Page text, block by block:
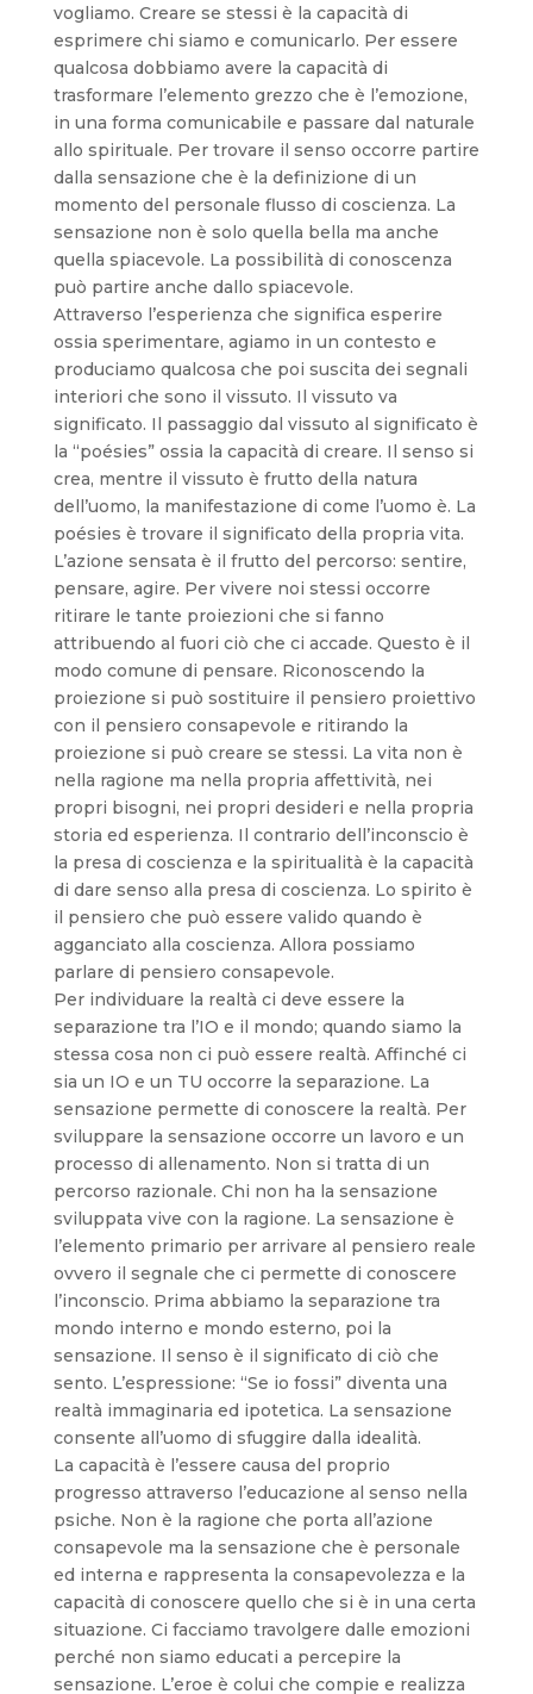
vogliamo. Creare se stessi è la capacità di
esprimere chi siamo e comunicarlo. Per essere
qualcosa dobbiamo avere la capacità di
trasformare l’elemento grezzo che è l’emozione,
in una forma comunicabile e passare dal naturale
allo spirituale. Per trovare il senso occorre partire
dalla sensazione che è la definizione di un
momento del personale flusso di coscienza. La
sensazione non è solo quella bella ma anche
quella spiacevole. La possibilità di conoscenza
può partire anche dallo spiacevole.
Attraverso l’esperienza che significa esperire
ossia sperimentare, agiamo in un contesto e
produciamo qualcosa che poi suscita dei segnali
interiori che sono il vissuto. Il vissuto va
significato. Il passaggio dal vissuto al significato è
la “poésies” ossia la capacità di creare. Il senso si
crea, mentre il vissuto è frutto della natura
dell’uomo, la manifestazione di come l’uomo è. La
poésies è trovare il significato della propria vita.
L’azione sensata è il frutto del percorso: sentire,
pensare, agire. Per vivere noi stessi occorre
ritirare le tante proiezioni che si fanno
attribuendo al fuori ciò che ci accade. Questo è il
modo comune di pensare. Riconoscendo la
proiezione si può sostituire il pensiero proiettivo
con il pensiero consapevole e ritirando la
proiezione si può creare se stessi. La vita non è
nella ragione ma nella propria affettività, nei
propri bisogni, nei propri desideri e nella propria
storia ed esperienza. Il contrario dell’inconscio è
la presa di coscienza e la spiritualità è la capacità
di dare senso alla presa di coscienza. Lo spirito è
il pensiero che può essere valido quando è
agganciato alla coscienza. Allora possiamo
parlare di pensiero consapevole.
Per individuare la realtà ci deve essere la
separazione tra l’IO e il mondo; quando siamo la
stessa cosa non ci può essere realtà. Affinché ci
sia un IO e un TU occorre la separazione. La
sensazione permette di conoscere la realtà. Per
sviluppare la sensazione occorre un lavoro e un
processo di allenamento. Non si tratta di un
percorso razionale. Chi non ha la sensazione
sviluppata vive con la ragione. La sensazione è
l’elemento primario per arrivare al pensiero reale
ovvero il segnale che ci permette di conoscere
l’inconscio. Prima abbiamo la separazione tra
mondo interno e mondo esterno, poi la
sensazione. Il senso è il significato di ciò che
sento. L’espressione: “Se io fossi” diventa una
realtà immaginaria ed ipotetica. La sensazione
consente all’uomo di sfuggire dalla idealità.
La capacità è l’essere causa del proprio
progresso attraverso l’educazione al senso nella
psiche. Non è la ragione che porta all’azione
consapevole ma la sensazione che è personale
ed interna e rappresenta la consapevolezza e la
capacità di conoscere quello che si è in una certa
situazione. Ci facciamo travolgere dalle emozioni
perché non siamo educati a percepire la
sensazione. L’eroe è colui che compie e realizza